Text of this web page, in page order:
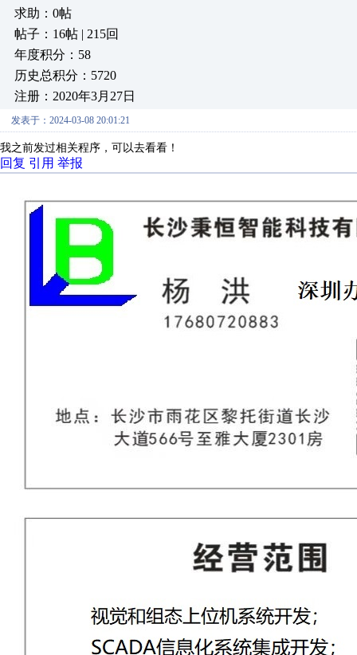
求助：0帖
帖子：16帖 | 215回
年度积分：58
历史总积分：5720
注册：2020年3月27日
发表于：2024-03-08 20:01:21
我之前发过相关程序，可以去看看！
回复 引用 举报